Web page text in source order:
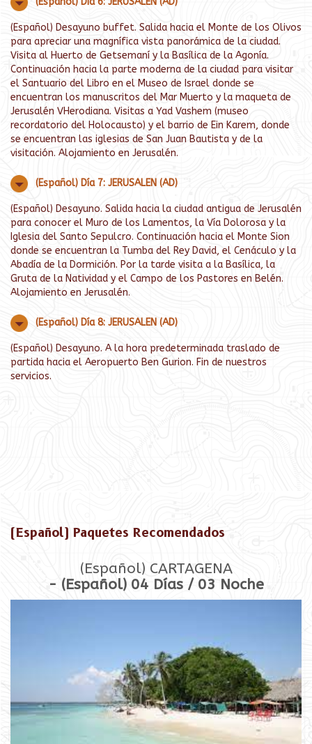
(Español) Desayuno buffet. Salida hacia el Monte de los Olivos
para apreciar una magnífica vista panorámica de la ciudad.
Visita al Huerto de Getsemaní y la Basílica de la Agonía.
Continuación hacia la parte moderna de la ciudad para visitar
el Santuario del Libro en el Museo de Israel donde se
encuentran los manuscritos del Mar Muerto y la maqueta de
Jerusalén VHerodiana. Visitas a Yad Vashem (museo
recordatorio del Holocausto) y el barrio de Ein Karem, donde
se encuentran las iglesias de San Juan Bautista y de la
visitación. Alojamiento en Jerusalén.
(Español) Día 7: JERUSALEN (AD)
(Español) Desayuno. Salida hacia la ciudad antigua de Jerusalén
para conocer el Muro de los Lamentos, la Vía Dolorosa y la
Iglesia del Santo Sepulcro. Continuación hacia el Monte Sion
donde se encuentran la Tumba del Rey David, el Cenáculo y la
Abadía de la Dormición. Por la tarde visita a la Basílica, la
Gruta de la Natividad y el Campo de los Pastores en Belén.
Alojamiento en Jerusalén.
(Español) Día 8: JERUSALEN (AD)
(Español) Desayuno. A la hora predeterminada traslado de
partida hacia el Aeropuerto Ben Gurion. Fin de nuestros
servicios.
(Español) Paquetes Recomendados
(Español) CARTAGENA
- (Español) 04 Días / 03 Noche